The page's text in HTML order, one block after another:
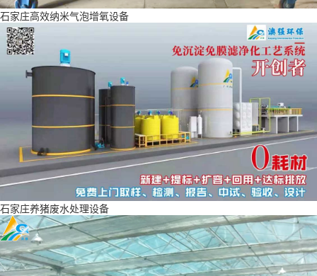
石家庄高效纳米气泡增氧设备
石家庄养猪废水处理设备